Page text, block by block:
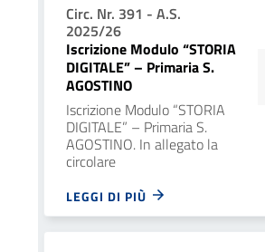
Circ. Nr. 391 - A.S.
2025/26
Iscrizione Modulo “STORIA
DIGITALE” – Primaria S.
AGOSTINO
Iscrizione Modulo “STORIA
DIGITALE” – Primaria S.
AGOSTINO. In allegato la
circolare
LEGGI DI PIÙ